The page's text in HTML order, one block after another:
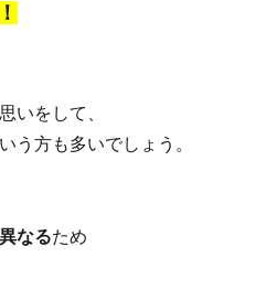
いをして、
う方も多いでしょう。
なるため